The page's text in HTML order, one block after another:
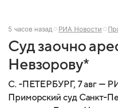
5 часов назад РИА Новости
Суд заочно
Невзорову*
С. -ПЕТЕРБУРГ, 7 авг —
Приморский суд Санкт-